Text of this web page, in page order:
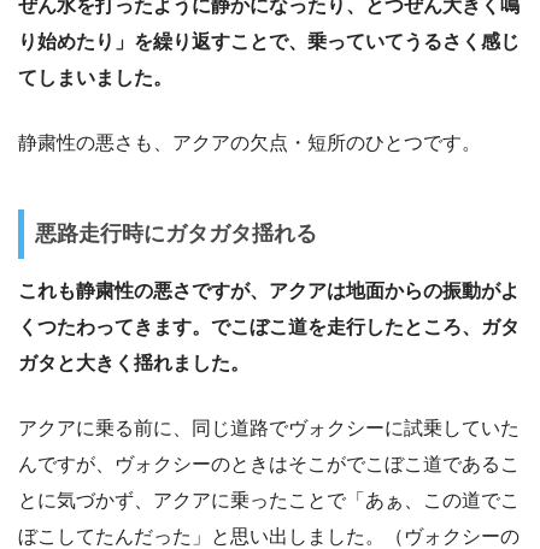
ぜん水を打ったように静かになったり、とつぜん大きく鳴
り始めたり」を繰り返すことで、乗っていてうるさく感じ
てしまいました。
静粛性の悪さも、アクアの欠点・短所のひとつです。
悪路走行時にガタガタ揺れる
これも静粛性の悪さですが、アクアは地面からの振動がよ
くつたわってきます。でこぼこ道を走行したところ、ガタ
ガタと大きく揺れました。
アクアに乗る前に、同じ道路でヴォクシーに試乗していた
んですが、ヴォクシーのときはそこがでこぼこ道であるこ
とに気づかず、アクアに乗ったことで「あぁ、この道でこ
ぼこしてたんだった」と思い出しました。（ヴォクシーの